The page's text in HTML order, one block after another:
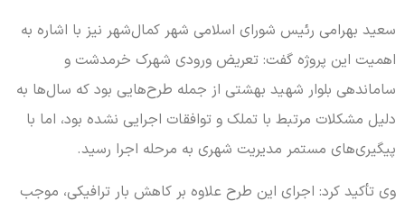
سعید بهرامی رئیس شورای اسلامی شهر کمال‌شهر نیز با اشاره به
اهمیت این پروژه گفت: تعریض ورودی شهرک خرمدشت و
ساماندهی بلوار شهید بهشتی از جمله طرح‌هایی بود که سال‌ها به
دلیل مشکلات مرتبط با تملک و توافقات اجرایی نشده بود، اما با
پیگیری‌های مستمر مدیریت شهری به مرحله اجرا رسید.
وی تأکید کرد: اجرای این طرح علاوه بر کاهش بار ترافیکی، موجب